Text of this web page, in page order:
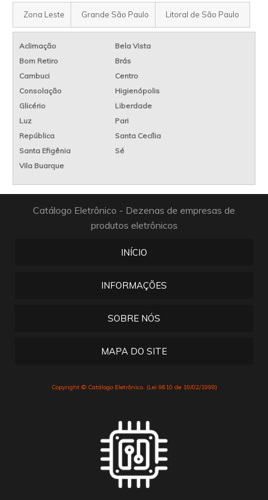
Zona Leste Grande São Paulo Litoral de São Paulo
Aclimação
Bela Vista
Bom Retiro
Brás
Cambuci
Centro
Consolação
Higienópolis
Glicério
Liberdade
Luz
Pari
República
Santa Cecília
Santa Efigênia
Sé
Vila Buarque
Catálogo Eletrônico - Dezenas de empresas de
produtos eletrônicos
INÍCIO
INFORMAÇÕES
SOBRE NÓS
MAPA DO SITE
Copyright © Catálogo Eletrônico. (Lei 9610 de 19/02/1998)